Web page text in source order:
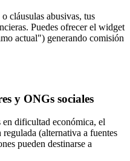
cláusulas abusivas, tus
Puedes ofrecer el widget
actual") generando comisión
y ONGs sociales
en dificultad económica, el
(alternativa a fuentes
pueden destinarse a